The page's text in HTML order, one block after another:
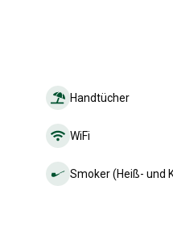
Handtücher
WiFi
Smoker (Heiß- und